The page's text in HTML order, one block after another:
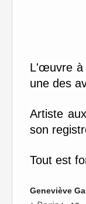
L'œuvre à
une des
Artiste
son
Tout est
Geneviève